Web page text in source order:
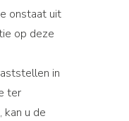
onstaat uit
op deze
in
ter
u de